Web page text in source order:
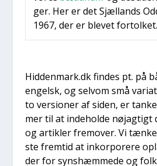
ger. Her er det Sjæl­lands
1967, der er ble­vet for­tol­ket.
Hiddenmark.dk fin­des pt. på
engelsk, og selv­om små
to ver­sio­ner af siden, er
mer til at inde­hol­de nøj­ag­tigt
og artik­ler frem­over. Vi
ste frem­tid at inkorpo­re­re
der for syns­hæm­me­de og